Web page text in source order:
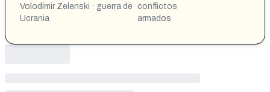
Volodímir Zelenski · guerra de
Ucrania
conflictos
armados